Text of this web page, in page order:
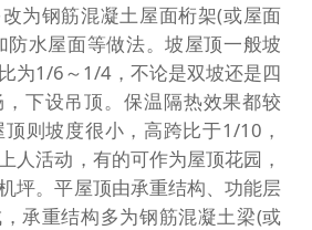
为钢筋混凝土屋面桁架(或屋面
防水屋面等做法。坡屋顶一般坡
为1/6～1/4，不论是双坡还是四
下设吊顶。保温隔热效果都较
则坡度很小，高跨比于1/10，
人活动，有的可作为屋顶花园，
坪。平屋顶由承重结构、功能层
承重结构多为钢筋混凝土梁(或